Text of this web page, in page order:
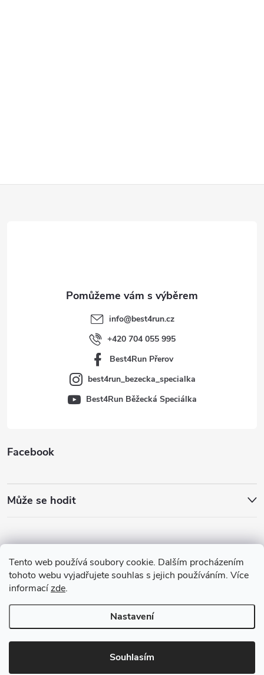
Tento web používá soubory cookie. Dalším procházením
tohoto webu vyjadřujete souhlas s jejich používáním. Více
informacízde.
Nastavení
Souhlasím
Facebook
Může se hodit
info@best4run.cz
+420 704 055 995
Best4Run Přerov
best4run_bezecka_specialka
Best4Run Běžecká Speciálka
Copyright 2026Best4Run Běžecká speciálka. Všechna práva vyhrazena.